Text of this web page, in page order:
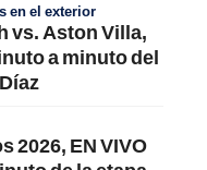
en el exterior
vs. Aston Villa,
a minuto del
2026, EN VIVO